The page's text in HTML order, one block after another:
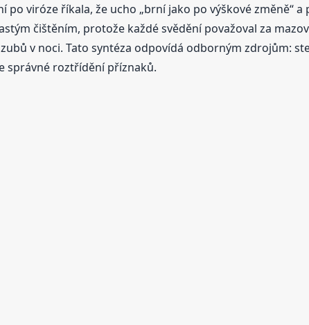
po viróze říkala, že ucho „brní jako po výškové změně“
čištěním, protože každé svědění považoval za
v noci. Tato syntéza odpovídá odborným zdrojům:
správné roztřídění příznaků.